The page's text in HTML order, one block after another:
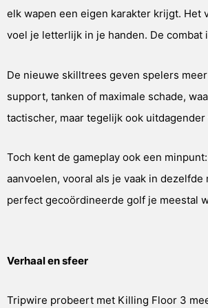
elk wapen een eigen karakter krijgt. Het
voel je letterlijk in je handen. De
De nieuwe skilltrees geven spelers
support, tanken of maximale schade,
tactischer, maar tegelijk ook
Toch kent de gameplay ook een
aanvoelen, vooral als je vaak in
perfect gecoördineerde golf je meestal
Verhaal en sfeer
Tripwire probeert met Killing Floor 3